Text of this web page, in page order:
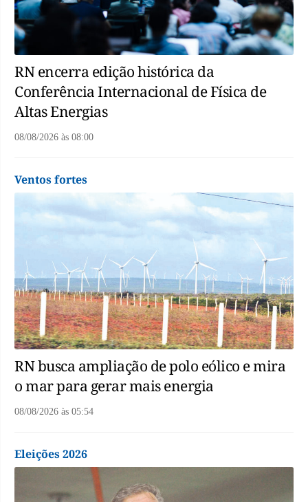
RN encerra edição histórica da
Conferência Internacional de Física de
Altas Energias
08/08/2026 às 08:00
Ventos fortes
RN busca ampliação de polo eólico e mira
o mar para gerar mais energia
08/08/2026 às 05:54
Eleições 2026